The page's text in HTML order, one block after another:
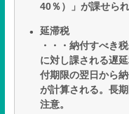
40％）」が課せられ
延滞税
・・・納付すべき
に対し課される遅
付期限の翌日から
が計算される。長
注意。